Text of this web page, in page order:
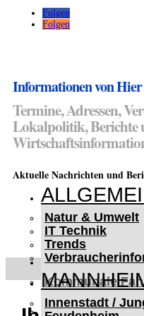
Folgen
Folgen
Informationen von Hier
Termine, Adressen,
Lokalpolitik, Berichte
Aktuelle Nachrichten und
Natur & Umwelt
IT Technik
Trends
Innenstadt /
< UKRAINE >
Kommunale
Czernowitz
Nutzfahrzeuge